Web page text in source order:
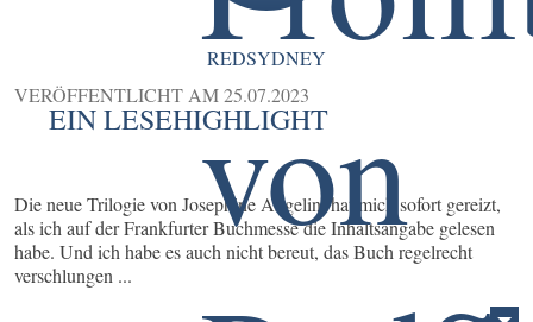
REDSYDNEY
VERÖFFENTLICHT AM25.07.2023
EIN LESEHIGHLIGHT
Die neue Trilogie von Josephine Angelini hat mich sofort gereizt,
als ich auf der Frankfurter Buchmesse die Inhaltsangabe gelesen
habe. Und ich habe es auch nicht bereut, das Buch regelrecht
verschlungen ...